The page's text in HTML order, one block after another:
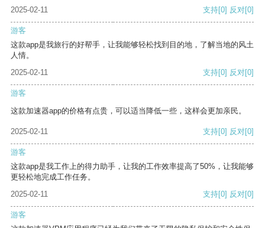
2025-02-11
支持[0] 反对[0]
游客
这款app是我旅行的好帮手，让我能够轻松找到目的地，了解当地的风土
人情。
2025-02-11
支持[0] 反对[0]
游客
这款加速器app的价格有点贵，可以适当降低一些，这样会更加亲民。
2025-02-11 支持[0] 反对[0]
游客
这款app是我工作上的得力助手，让我的工作效率提高了50%，让我能够
更轻松地完成工作任务。
2025-02-11
支持[0] 反对[0]
游客